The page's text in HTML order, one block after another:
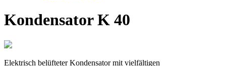
Kondensator K 40
Elektrisch belüfteter Kondensator mit vielfältigen